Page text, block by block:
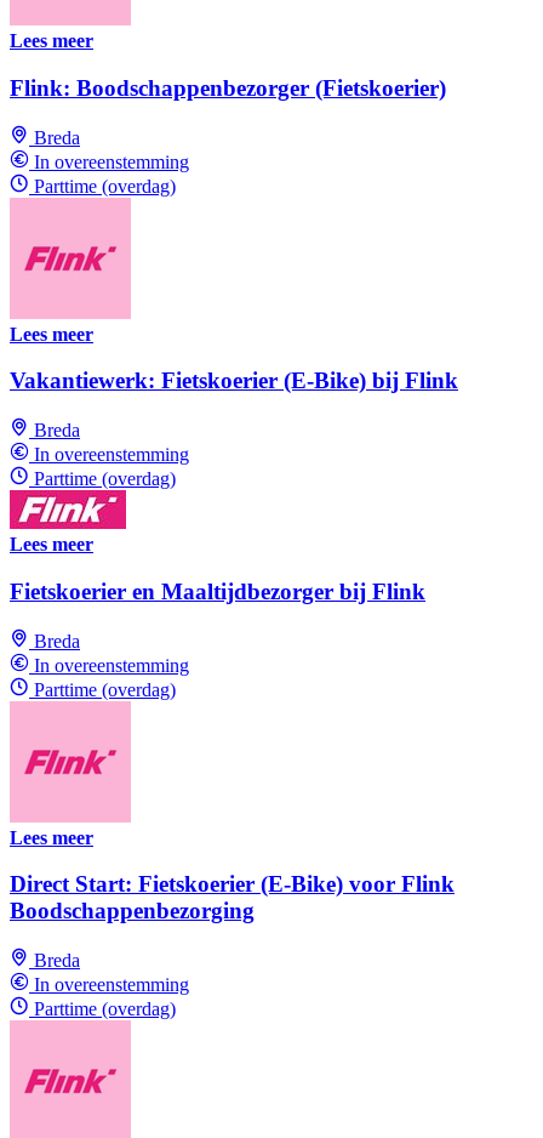
Lees meer
Flink: Boodschappenbezorger (Fietskoerier)
Breda
In overeenstemming
Parttime (overdag)
Lees meer
Vakantiewerk: Fietskoerier (E-Bike) bij Flink
Breda
In overeenstemming
Parttime (overdag)
Lees meer
Fietskoerier en Maaltijdbezorger bij Flink
Breda
In overeenstemming
Parttime (overdag)
Lees meer
Direct Start: Fietskoerier (E-Bike) voor Flink
Boodschappenbezorging
Breda
In overeenstemming
Parttime (overdag)